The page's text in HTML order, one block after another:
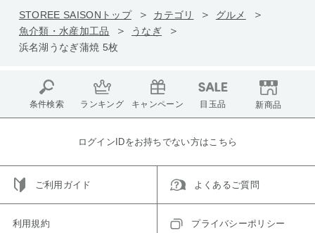
STOREE SAISONトップ カテゴリ
グルメ
魚介類・水産加工品
うなぎ
浜名湖うなぎ蒲焼 5枚
条件検索 ランキング キャンペーン 目玉品 新商品
ログインIDをお持ちでない方はこちら
ご利用ガイド よくあるご質問
利用規約 プライバシーポリシー